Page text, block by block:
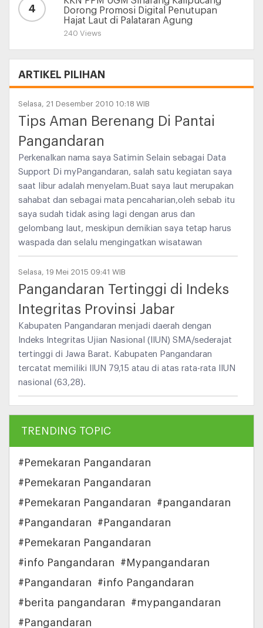
4
Dorong Promosi Digital Penutupan
Hajat Laut di Palataran Agung
240 Views
ARTIKEL PILIHAN
Selasa, 21 Desember 2010 10:18 WIB
Tips Aman Berenang Di Pantai
Pangandaran
Perkenalkan nama saya Satimin Selain sebagai Data
Support Di myPangandaran, salah satu kegiatan saya
saat libur adalah menyelam.Buat saya laut merupakan
sahabat dan sebagai mata pencaharian,oleh sebab itu
saya sudah tidak asing lagi dengan arus dan
gelombang laut, meskipun demikian saya tetap harus
waspada dan selalu mengingatkan wisatawan
Selasa, 19 Mei 2015 09:41 WIB
Pangandaran Tertinggi di Indeks
Integritas Provinsi Jabar
Kabupaten Pangandaran menjadi daerah dengan
Indeks Integritas Ujian Nasional (IIUN) SMA/sederajat
tertinggi di Jawa Barat. Kabupaten Pangandaran
tercatat memiliki IIUN 79,15 atau di atas rata-rata IIUN
nasional (63,28).
TRENDING TOPIC
#Pemekaran Pangandaran
#Pemekaran Pangandaran
#Pemekaran Pangandaran
#pangandaran
#Pangandaran
#Pangandaran
#Pemekaran Pangandaran
#info Pangandaran
#Mypangandaran
#Pangandaran
#info Pangandaran
#berita pangandaran
#mypangandaran
#Pangandaran